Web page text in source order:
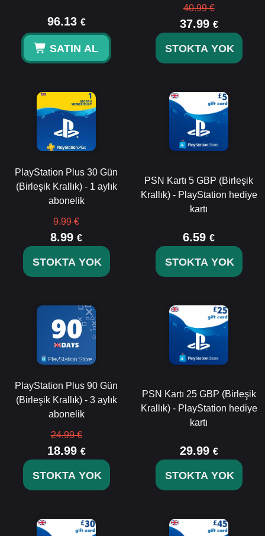
96.13 €
SATIN AL
40.99 €
37.99 €
STOKTA YOK
PlayStation Plus 30 Gün
(Birleşik Krallık) - 1 aylık
abonelik
9.99 €
8.99 €
STOKTA YOK
PSN Kartı 5 GBP (Birleşik
Krallık) - PlayStation hediye
kartı
6.59 €
STOKTA YOK
PlayStation Plus 90 Gün
(Birleşik Krallık) - 3 aylık
abonelik
24.99 €
18.99 €
STOKTA YOK
PSN Kartı 25 GBP (Birleşik
Krallık) - PlayStation hediye
kartı
29.99 €
STOKTA YOK